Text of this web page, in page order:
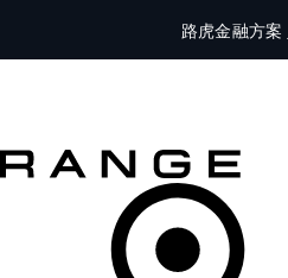
路虎金融方案